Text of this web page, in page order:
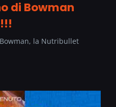
di Bowman
la Nutribullet